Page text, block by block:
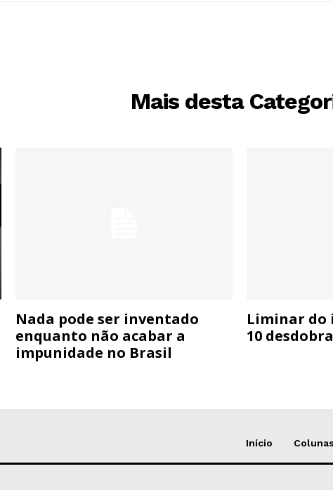
Mais desta
Nada pode ser inventado
enquanto não acabar a
impunidade no Brasil
Liminar do
10
Início Colunas